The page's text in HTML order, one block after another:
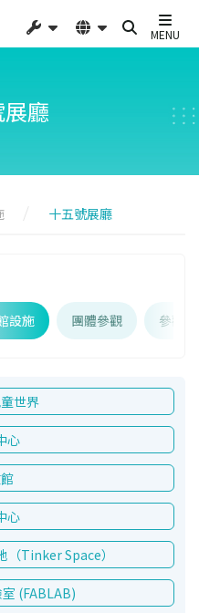
MENU
廳
十五號展廳
設施 團體參觀 參觀
世界
心
心
（Tinker Space）
(FABLAB)